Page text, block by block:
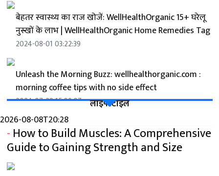
बेहतर स्वास्थ्य का राज खोजें: WellHealthOrganic 15+ घरेलू
नुस्खों के लाभ | WellHealthOrganic Home Remedies Tag
2024-08-01 03:22:39
Unleash the Morning Buzz: wellhealthorganic.com :
morning coffee tips with no side effect
2024-07-28 15:09:07
Wellhealthorganic.com: सुबह की कॉफी के लिए टिप्स जो
बिना किसी साइड इफेक्ट के हों
लाइफ्स्टाइल
2026-08-08T20:28
- How to Build Muscles: A Comprehensive
Guide to Gaining Strength and Size